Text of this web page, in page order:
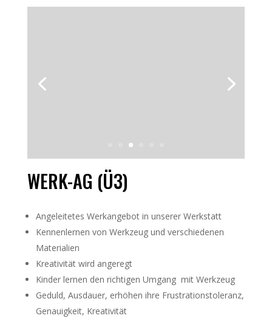
WERK-AG (Ü3)
Angeleitetes Werkangebot in unserer Werkstatt
Kennenlernen von Werkzeug und verschiedenen
Materialien
Kreativität wird angeregt
Kinder lernen den richtigen Umgang mit Werkzeug
Geduld, Ausdauer, erhöhen ihre Frustrationstoleranz,
Genauigkeit, Kreativität